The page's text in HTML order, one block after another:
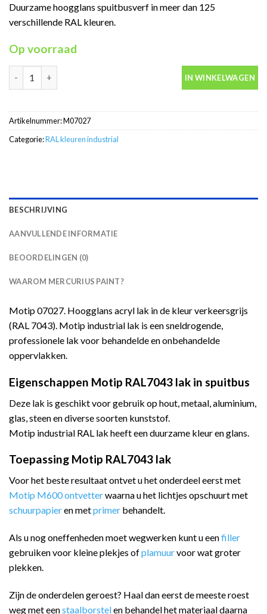
Duurzame hoogglans spuitbusverf in meer dan 125
verschillende RAL kleuren.
Op voorraad
IN WINKELWAGEN
Artikelnummer:M07027
Categorie:RAL kleuren industrial
BESCHRIJVING
AANVULLENDE INFORMATIE
BEOORDELINGEN (0)
WAAROM MERCURIUS PAINT?
Motip 07027. Hoogglans acryl lak in de kleur verkeersgrijs
(RAL 7043). Motip industrial lak is een sneldrogende,
professionele lak voor behandelde en onbehandelde
oppervlakken.
Eigenschappen Motip RAL7043 lak in spuitbus
Deze lak is geschikt voor gebruik op hout, metaal, aluminium,
glas, steen en diverse soorten kunststof.
Motip industrial RAL lak heeft een duurzame kleur en glans.
Toepassing Motip RAL7043 lak
Voor het beste resultaat ontvet u het onderdeel eerst met
Motip M600 ontvetterwaarna u het lichtjes opschuurt met
schuurpapieren metprimer behandelt.
Als u nog oneffenheden moet wegwerken kunt u eenfiller
gebruiken voor kleine plekjes ofplamuurvoor wat groter
plekken.
Zijn de onderdelen geroest? Haal dan eerst de meeste roest
weg met eenstaalborstelen behandel het materiaal daarna